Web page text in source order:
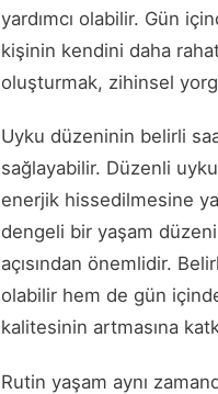
yardımcı olabilir. Gün
kişinin kendini daha
oluşturmak, zihinsel
Uyku düzeninin belirli
sağlayabilir. Düzenli
enerjik hissedilmesine
dengeli bir yaşam düzeni
açısından önemlidir.
olabilir hem de gün
kalitesinin artmasına
Rutin yaşam aynı